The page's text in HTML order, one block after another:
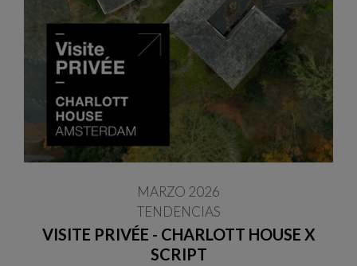
VISITE PRIVÉE - CHARLOTT HOUSE X
SCRIPT
MARZO 2026
TENDENCIAS